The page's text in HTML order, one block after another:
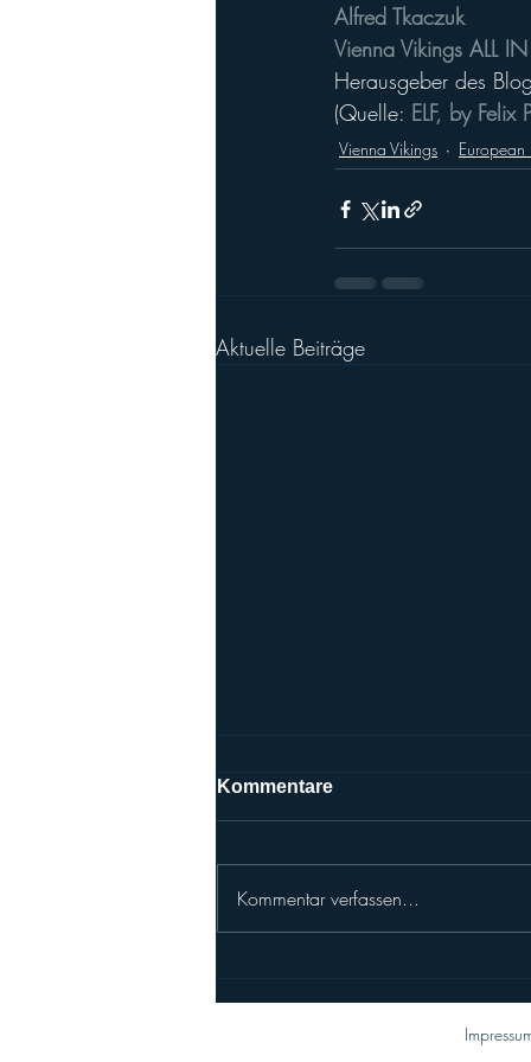
Alfred Tkaczuk
Vienna Vikings ALL IN
Herausgeber des
(Quelle: ELF, by Felix
Vienna Vikings
Aktuelle Beiträge
japanische X1-League zu
Kommentare
Kommentar verfassen...